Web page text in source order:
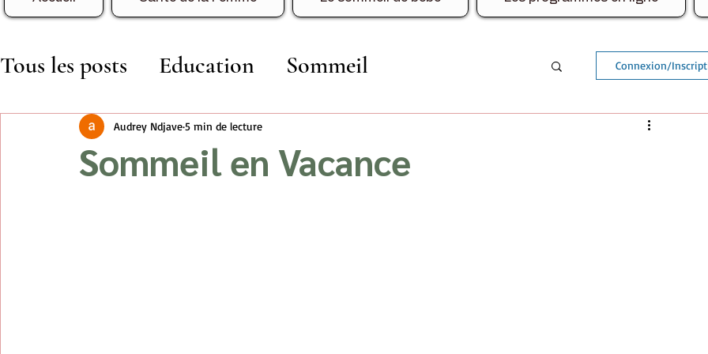
Tous les posts Education Sommeil
Développement Vie de Famille / Voyage
Connexion/
Sommeil en Vacance
Audrey Ndjave5 min de lecture